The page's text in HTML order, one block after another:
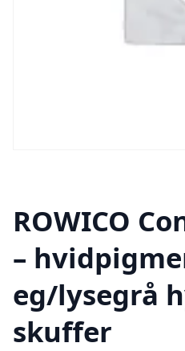
ROWICO
–
eg/lysegrå
skuffer